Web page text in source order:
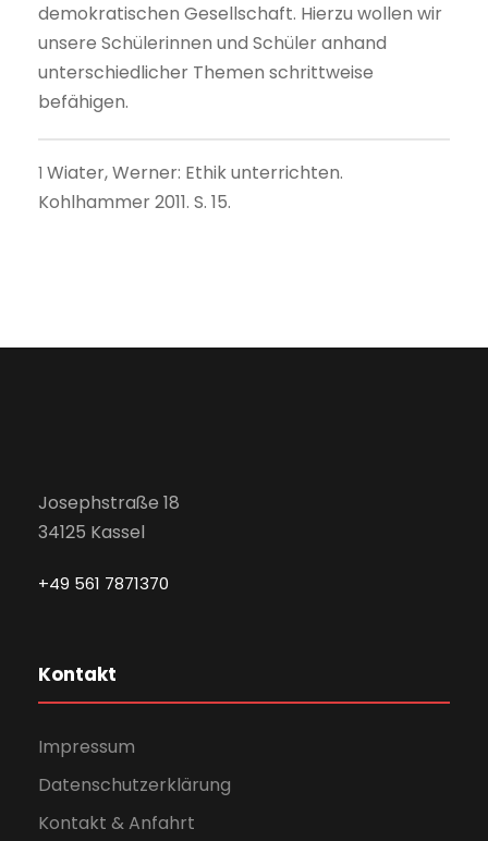
demokratischen Gesellschaft. Hierzu wollen wir
unsere Schülerinnen und Schüler anhand
unterschiedlicher Themen schrittweise
befähigen.
1 Wiater, Werner: Ethik unterrichten.
Kohlhammer 2011. S. 15.
Josephstraße 18
34125 Kassel
+49 561 7871370
Kontakt
Impressum
Datenschutzerklärung
Kontakt & Anfahrt